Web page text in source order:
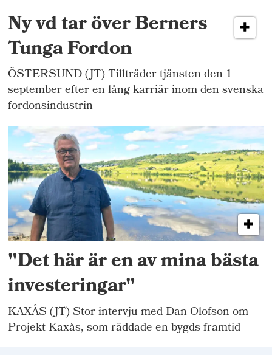
Ny vd tar över Berners
Tunga Fordon
ÖSTERSUND (JT) Tillträder tjänsten den 1
september efter en lång karriär inom den svenska
fordonsindustrin
"Det här är en av mina bästa
investeringar"
KAXÅS (JT) Stor intervju med Dan Olofson om
Projekt Kaxås, som räddade en bygds framtid